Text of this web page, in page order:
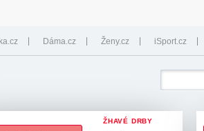
Dáma.cz Ženy.cz iSport.cz
ŽHAVÉ DRBY